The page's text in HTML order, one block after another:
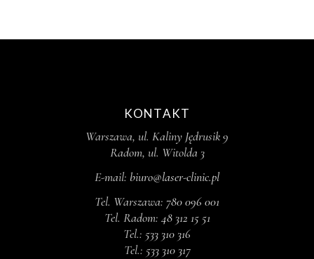
KONTAKT
Warszawa, ul. Kaliny Jędrusik 9
Radom, ul. Witolda 3
E-mail: biuro@laser-clinic.pl
Tel. Warszawa: 780 096 001
Tel. Radom: 48 312 15 51
Tel.: 533 310 316
Tel.: 533 310 317